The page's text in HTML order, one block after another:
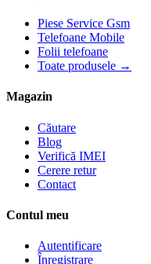
Piese Service Gsm
Telefoane Mobile
Folii telefoane
Toate produsele →
Magazin
Căutare
Blog
Verifică IMEI
Cerere retur
Contact
Contul meu
Autentificare
Înregistrare